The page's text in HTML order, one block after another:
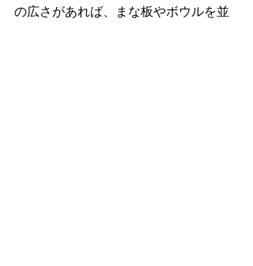
の広さがあれば、まな板やボウルを並